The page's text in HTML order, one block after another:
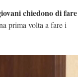
chiedono di fare
prima volta a fare i